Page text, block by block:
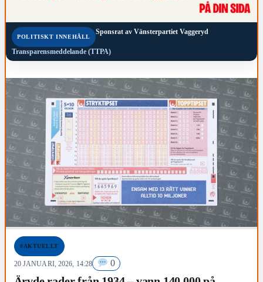
POLITISKT INNEHÅLL
Sponsrat av Vänsterpartiet Vaggeryd
Transparensmeddelande (TTPA)
#AKTUELLT
20 JANUARI, 2026, 14:28 0